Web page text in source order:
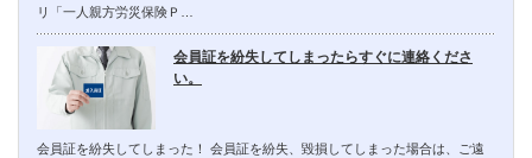
リ「一人親方労災保険Ｐ…
会員証を紛失してしまったらすぐに連絡くださ
い。
会員証を紛失してしまった！ 会員証を紛失、毀損してしまった場合は、ご遠